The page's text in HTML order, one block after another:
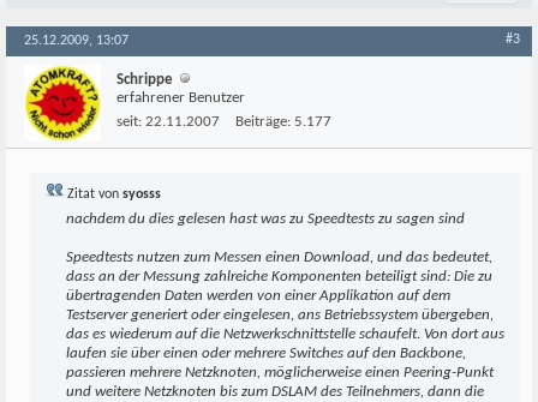
25.12.2009, 13:07 #3
Schrippe
erfahrener Benutzer
seit: 22.11.2007 Beiträge: 5.177
Zitat von syosss
nachdem du dies gelesen hast was zu Speedtests zu sagen sind
Speedtests nutzen zum Messen einen Download, und das bedeutet,
dass an der Messung zahlreiche Komponenten beteiligt sind: Die zu
übertragenden Daten werden von einer Applikation auf dem
Testserver generiert oder eingelesen, ans Betriebssystem übergeben,
das es wiederum auf die Netzwerkschnittstelle schaufelt. Von dort aus
laufen sie über einen oder mehrere Switches auf den Backbone,
passieren mehrere Netzknoten, möglicherweise einen Peering-Punkt
und weitere Netzknoten bis zum DSLAM des Teilnehmers, dann die